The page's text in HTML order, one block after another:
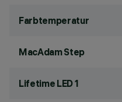
Farbtemperatur
MacAdam Step
Lifetime LED 1